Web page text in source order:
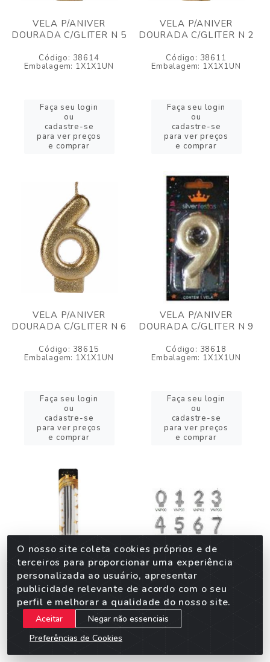
VELA P/ANIVER
DOURADA C/GLITER N 5
Código: 38614
Embalagem: 1X1X1UN
Faça seu login
ou
cadastre-se
para ver preços
e comprar
VELA P/ANIVER
DOURADA C/GLITER N 2
Código: 38611
Embalagem: 1X1X1UN
Faça seu login
ou
cadastre-se
para ver preços
e comprar
VELA P/ANIVER
DOURADA C/GLITER N 6
Código: 38615
Embalagem: 1X1X1UN
Faça seu login
ou
cadastre-se
para ver preços
e comprar
VELA P/ANIVER
DOURADA C/GLITER N 9
Código: 38618
Embalagem: 1X1X1UN
Faça seu login
ou
cadastre-se
para ver preços
e comprar
VELA SPARKLERS 25CM
03UN
Código: 64978
VELA P/ANIVER
PRATEADA C/GLITER N
O nosso site coleta cookies próprios e de
terceiros para proporcionar uma experiência
personalizada ao usuário, apresentar
publicidade relevante de acordo com o seu
perfil e melhorar a qualidade do nosso site.
Aceitar
Negar não essenciais
Preferências de Cookies